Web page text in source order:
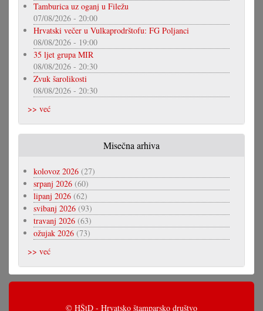
Tamburica uz oganj u Filežu
07/08/2026 - 20:00
Hrvatski večer u Vulkaprodrštofu: FG Poljanci
08/08/2026 - 19:00
35 ljet grupa MIR
08/08/2026 - 20:30
Zvuk šarolikosti
08/08/2026 - 20:30
>> već
Misečna arhiva
kolovoz 2026 (27)
srpanj 2026 (60)
lipanj 2026 (62)
svibanj 2026 (93)
travanj 2026 (63)
ožujak 2026 (73)
>> već
© HŠtD - Hrvatsko štamparsko društvo